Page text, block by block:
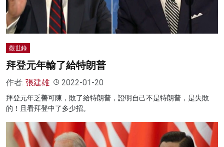
觀世錄
拜登元年輸了給特朗普
作者: 張建雄 2022-01-20
拜登元年乏善可陳，敗了給特朗普，證明自己不是特朗普，是失敗
的！且看拜登中了多少招。